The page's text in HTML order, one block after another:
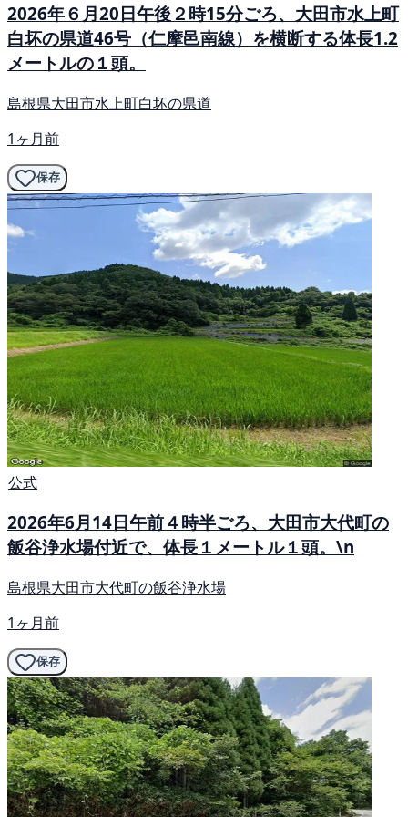
2026年６月20日午後２時15分ごろ、大田市水上町
白坏の県道46号（仁摩邑南線）を横断する体長1.2
メートルの１頭。
島根県大田市水上町白坏の県道
1ヶ月前
保存
公式
2026年6月14日午前４時半ごろ、大田市大代町の
飯谷浄水場付近で、体長１メートル１頭。\n
島根県大田市大代町の飯谷浄水場
1ヶ月前
保存